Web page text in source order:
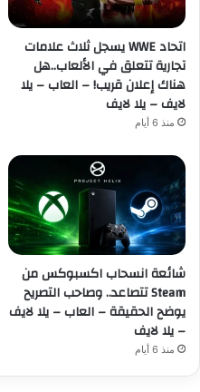
اتحاد WWE يسجل ثلاث علامات
تجارية تتعلق في الألعاب..هل
هناك إعلان قريب! – العاب – يلا
لايف – يلا لايف
منذ 6 أيام
شائعة انسحاب اكسبوكس من
Steam تتصاعد.. وصاحب التصريح
يوضح الحقيقة – العاب – يلا لايف
– يلا لايف
منذ 6 أيام